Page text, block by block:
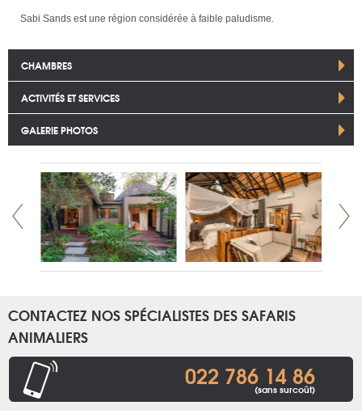
Sabi Sands est une région considérée à faible paludisme.
CHAMBRES
ACTIVITÉS ET SERVICES
GALERIE PHOTOS
CONTACTEZ NOS SPÉCIALISTES DES SAFARIS
ANIMALIERS
022 786 14 86
(sans surcoût)